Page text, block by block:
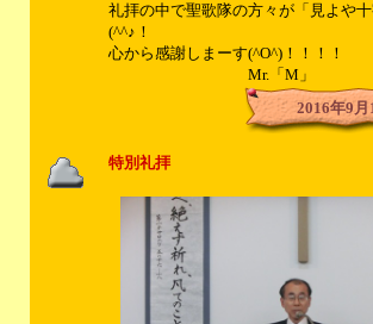
礼拝の中で聖歌隊の方々が「見よや
(^^♪！
心から感謝しまーす(^O^)！！！！
Mr.「M」
2016年9月
特別礼拝